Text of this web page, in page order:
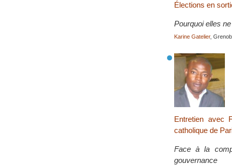
Élections en
Pourquoi elles
Karine Gatelier,
Entretien avec
catholique de
Face à la
gouvernance